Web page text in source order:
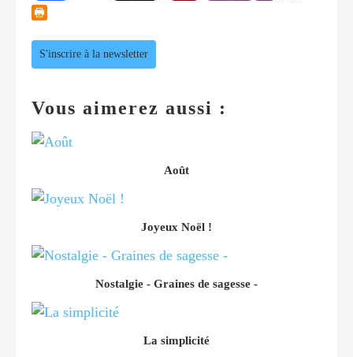
S'inscrire à la newsletter
Vous aimerez aussi :
Août
Joyeux Noël !
Nostalgie - Graines de sagesse -
La simplicité